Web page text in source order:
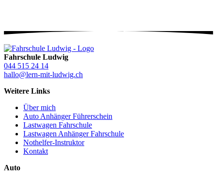
Fahrschule Ludwig
044 515 24 14
hallo@lern-mit-ludwig.ch
Weitere Links
Über mich
Auto Anhänger Führerschein
Lastwagen Fahrschule
Lastwagen Anhänger Fahrschule
Nothelfer-Instruktor
Kontakt
Auto